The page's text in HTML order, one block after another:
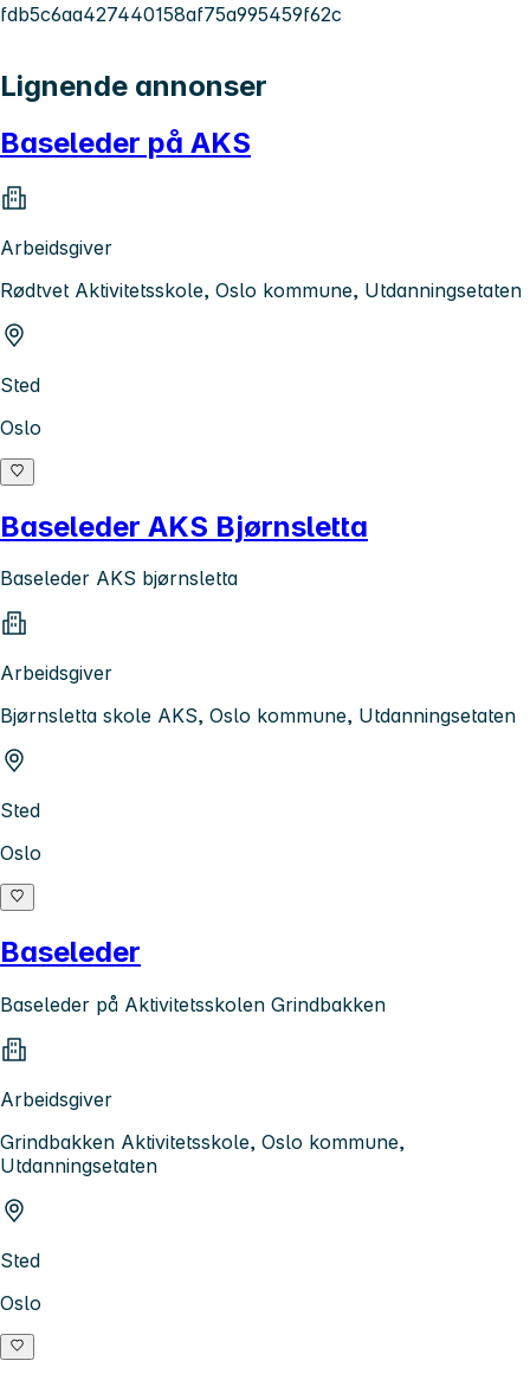
fdb5c6aa427440158af75a995459f62c
Lignende annonser
Baseleder på AKS
Arbeidsgiver
Rødtvet Aktivitetsskole, Oslo kommune, Utdanningsetaten
Sted
Oslo
Baseleder AKS Bjørnsletta
Baseleder AKS bjørnsletta
Arbeidsgiver
Bjørnsletta skole AKS, Oslo kommune, Utdanningsetaten
Sted
Oslo
Baseleder
Baseleder på Aktivitetsskolen Grindbakken
Arbeidsgiver
Grindbakken Aktivitetsskole, Oslo kommune,
Utdanningsetaten
Sted
Oslo